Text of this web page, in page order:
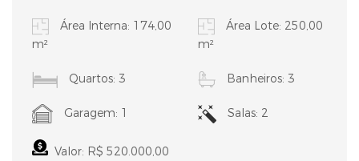
Área Interna: 174,00
m²
Área Lote: 250,00
m²
Quartos: 3 Banheiros: 3
Garagem: 1 Salas: 2
Valor: R$ 520.000,00